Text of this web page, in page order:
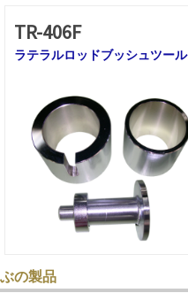
TR-406F
ラテラルロッドブッシュツール
ぶの製品